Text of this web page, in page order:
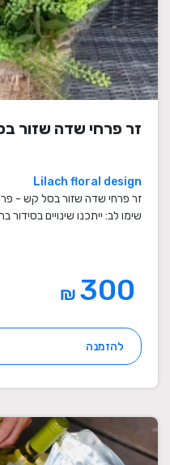
זר פרחי שדה שזור
Lilach floral design
זר פרחי שדה שזור בסל קש -
שימו לב: ייתכנו שינויים בסידור
₪
להזמנה